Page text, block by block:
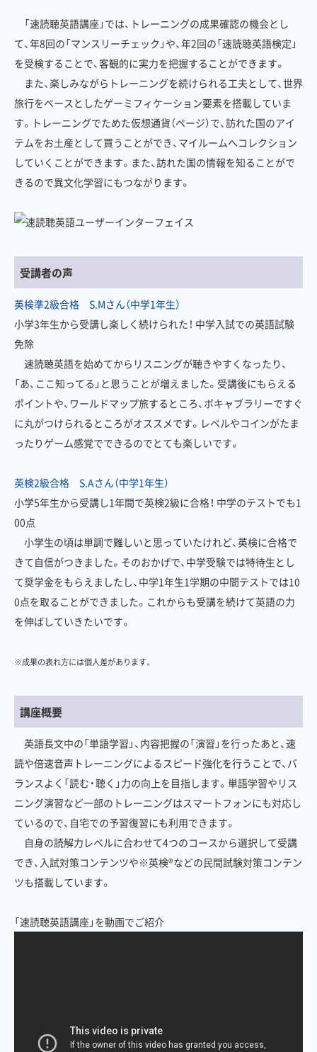
「速読聴英語講座」では、トレーニングの成果確認の機会とし
て、年8回の「マンスリーチェック」や、年2回の「速読聴英語検定」
を受検することで、客観的に実力を把握することができます。
また、楽しみながらトレーニングを続けられる工夫として、世界
旅行をベースとしたゲーミフィケーション要素を搭載していま
す。トレーニングでためた仮想通貨（ページ）で、訪れた国のアイ
テムをお土産として買うことができ、マイルームへコレクション
していくことができます。また、訪れた国の情報を知ることがで
きるので異文化学習にもつながります。
受講者の声
英検準2級合格 S.Mさん（中学1年生）
小学3年生から受講し楽しく続けられた！ 中学入試での英語試験
免除
速読聴英語を始めてからリスニングが聴きやすくなったり、
「あ、ここ知ってる」と思うことが増えました。受講後にもらえる
ポイントや、ワールドマップ旅するところ、ボキャブラリーですぐ
に丸がつけられるところがオススメです。レベルやコインがたま
ったりゲーム感覚でできるのでとても楽しいです。
英検2級合格 S.Aさん（中学1年生）
小学5年生から受講し1年間で英検2級に合格！ 中学のテストでも1
00点
小学生の頃は単調で難しいと思っていたけれど、英検に合格で
きて自信がつきました。そのおかげで、中学受験では特待生とし
て奨学金をもらえましたし、中学1年生1学期の中間テストでは10
0点を取ることができました。これからも受講を続けて英語の力
を伸ばしていきたいです。
※成果の表れ方には個人差があります。
講座概要
英語長文中の「単語学習」、内容把握の「演習」を行ったあと、速
読や倍速音声トレーニングによるスピード強化を行うことで、バ
ランスよく「読む・聴く」力の向上を目指します。単語学習やリス
ニング演習など一部のトレーニングはスマートフォンにも対応し
ているので、自宅での予習復習にも利用できます。
自身の読解力レベルに合わせて4つのコースから選択して受講
でき、入試対策コンテンツや※英検®などの民間試験対策コンテン
ツも搭載しています。
「速読聴英語講座」を動画でご紹介